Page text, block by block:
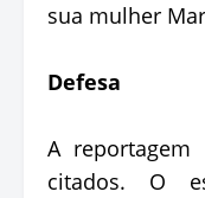
sua mulher
Defesa
A reportagem
citados. O